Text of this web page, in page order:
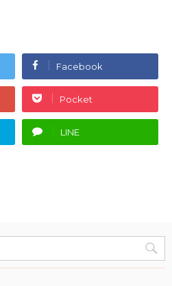
Facebook
Pocket
LINE